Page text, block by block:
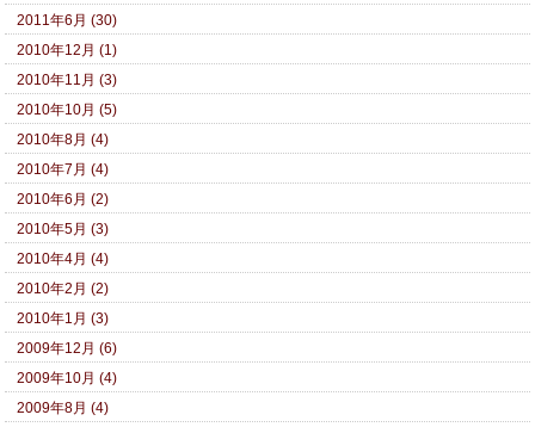
2011年6月 (30)
2010年12月 (1)
2010年11月 (3)
2010年10月 (5)
2010年8月 (4)
2010年7月 (4)
2010年6月 (2)
2010年5月 (3)
2010年4月 (4)
2010年2月 (2)
2010年1月 (3)
2009年12月 (6)
2009年10月 (4)
2009年8月 (4)